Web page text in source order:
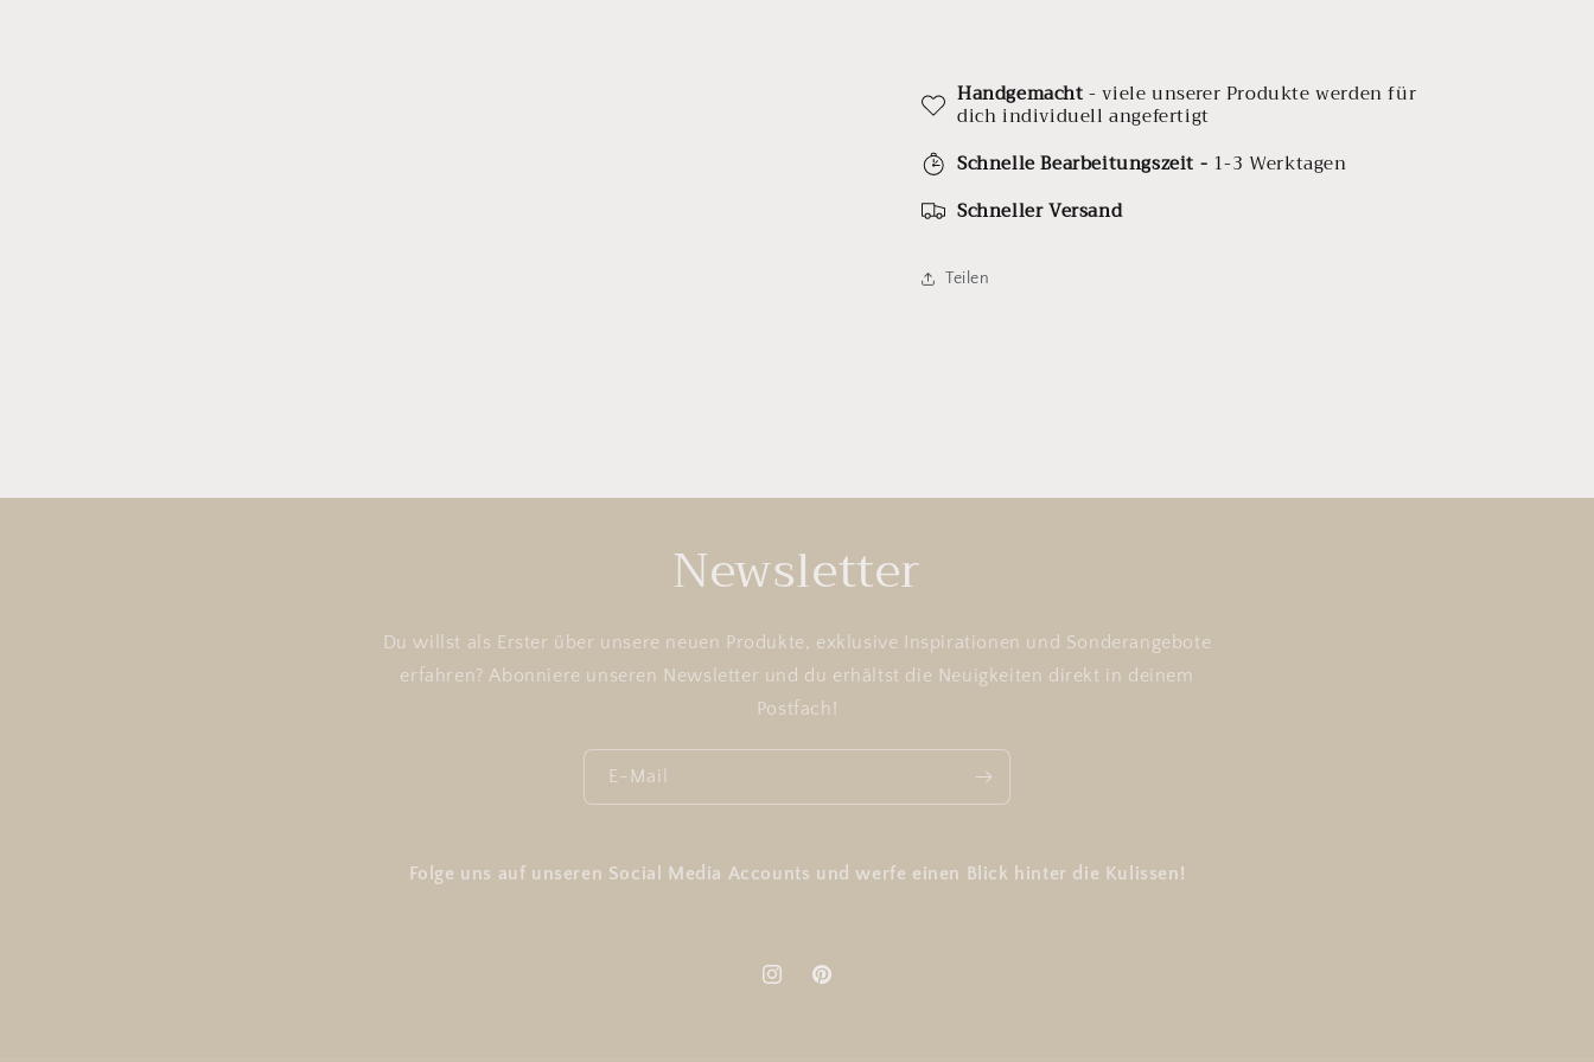
Handgemacht- viele unserer Produkte werden für
dich individuell angefertigt
Schnelle Bearbeitungszeit - 1-3 Werktagen
Schneller Versand
Teilen
Newsletter
Du willst als Erster über unsere neuen Produkte, exklusive Inspirationen und Sonderangebote
erfahren? Abonniere unseren Newsletter und du erhältst die Neuigkeiten direkt in deinem
Postfach!
E-Mail
Folge uns auf unseren Social Media Accounts und werfe einen Blick hinter die Kulissen!
InstagramPinterest